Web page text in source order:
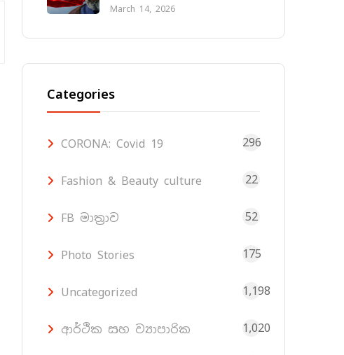
March 14, 2026
Categories
CORONA: Covid 19 296
Fashion & Beauty culture 22
FB මාත්‍රාව 52
Photo Stories 175
Uncategorized 1,198
ආර්ථික සහ ව්‍යාපාරික 1,020